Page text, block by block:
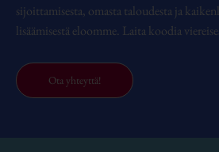
sijoittamisesta, omasta taloudesta ja
lisäämisestä eloomme. Laita koodia
Ota yhteyttä!